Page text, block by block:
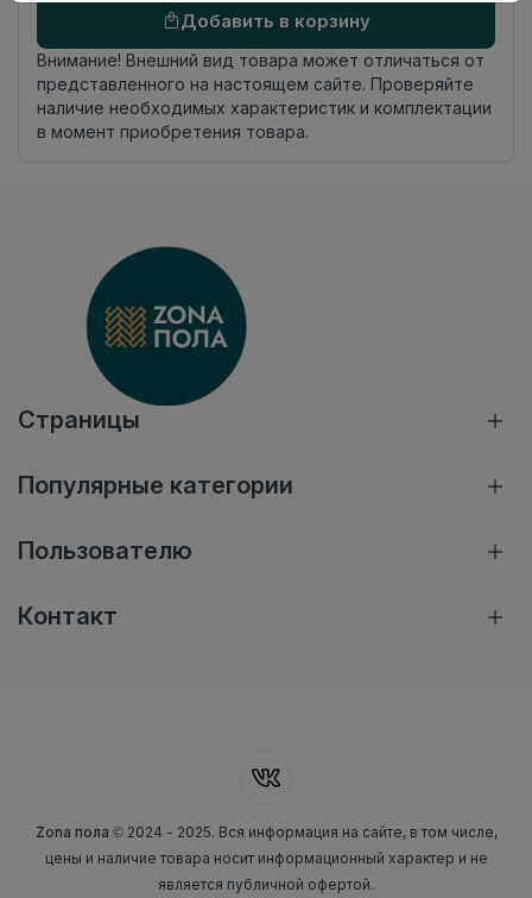
Добавить в корзину
Внимание! Внешний вид товара может отличаться от
представленного на настоящем сайте. Проверяйте
наличие необходимых характеристик и комплектации
в момент приобретения товара.
Страницы
Популярные категории
Пользователю
Контакт
Zona пола © 2024 - 2025. Вся информация на сайте, в том числе,
цены и наличие товара носит информационный характер и не
является публичной офертой.